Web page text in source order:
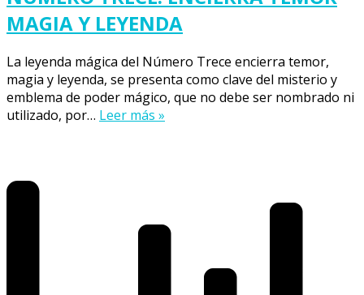
MAGIA Y LEYENDA
La leyenda mágica del Número Trece encierra temor,
magia y leyenda, se presenta como clave del misterio y
emblema de poder mágico, que no debe ser nombrado ni
utilizado, por… Leer más »